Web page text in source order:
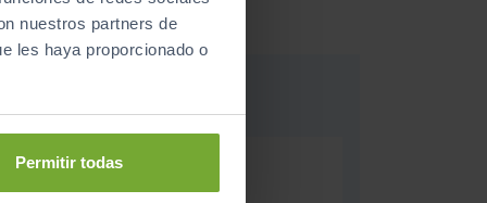
nuestros partners de
les haya proporcionado o
Permitir todas